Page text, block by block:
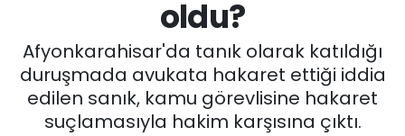
oldu?
Afyonkarahisar'da tanık olarak katıldığı
duruşmada avukata hakaret ettiği iddia
edilen sanık, kamu görevlisine hakaret
suçlamasıyla hakim karşısına çıktı.
EĞİTİM
MAGAZİN
Tüm Manşetler
Son Dakika Haberleri
Haber Arşivi